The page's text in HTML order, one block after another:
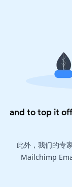
and to top it off
此外，我们的专
Mailchimp